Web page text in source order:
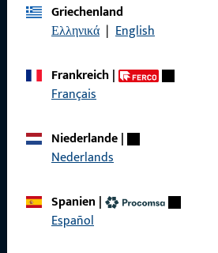
Griechenland
Ελληνικά | English
Frankreich|
Français
Niederlande|
Nederlands
Spanien |
Español
ProPoint-
Service